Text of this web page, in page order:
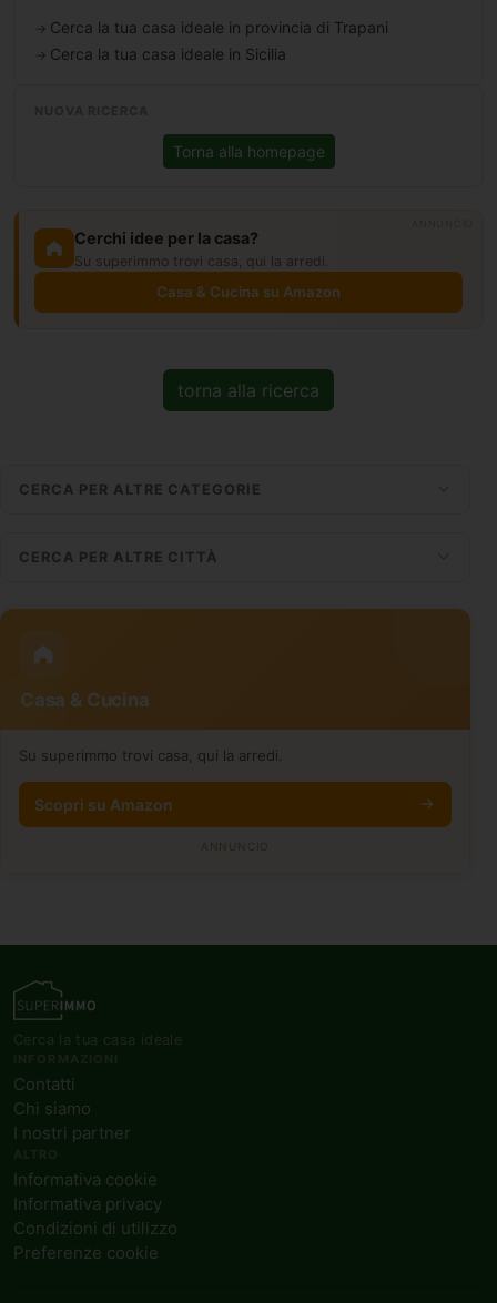
Cerca la tua casa ideale in provincia di Trapani
Cerca la tua casa ideale in Sicilia
Torna alla homepage
Cerchi idee per la casa?
Su superimmo trovi casa, qui la arredi.
Casa & Cucina su Amazon
torna alla ricerca
CERCA PER ALTRE CATEGORIE
CERCA PER ALTRE CITTÀ
Casa & Cucina
Su superimmo trovi casa, qui la arredi.
Scopri su Amazon
ANNUNCIO
Cerca la tua casa ideale
Contatti
Chi siamo
I nostri partner
Informativa cookie
Informativa privacy
Condizioni di utilizzo
Preferenze cookie